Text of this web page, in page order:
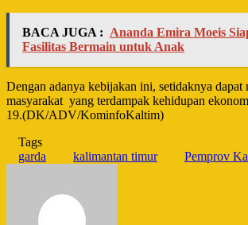
BACA JUGA : Ananda Emira Moeis
Fasilitas Bermain untuk Anak
Dengan adanya kebijakan ini, setidaknya dapat
masyarakat yang terdampak kehidupan
19.(DK/ADV/KominfoKaltim)
Tags
garda
kalimantan timur Pemprov